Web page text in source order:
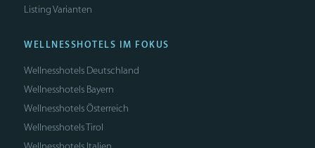
Listing Varianten
WELLNESSHOTELS IM FOKUS
Wellnesshotels Deutschland
Wellnesshotels Bayern
Wellnesshotels Österreich
Wellnesshotels Tirol